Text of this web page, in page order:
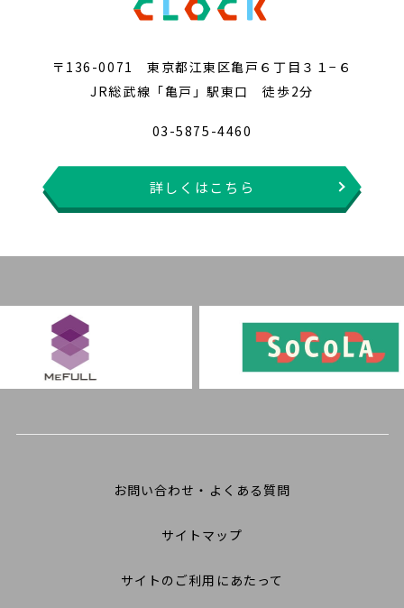
〒136-0071 東京都江東区亀戸６丁目３１−６
JR総武線「亀戸」駅東口 徒歩2分
03-5875-4460
詳しくはこちら
お問い合わせ・よくある質問
サイトマップ
サイトのご利用にあたって